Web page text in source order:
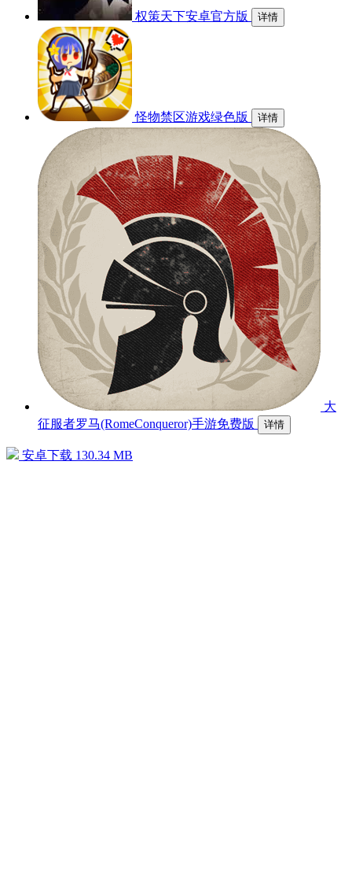
权策天下安卓官方版 详情
怪物禁区游戏绿色版 详情
大
征服者罗马(RomeConqueror)手游免费版
详情
安卓下载 130.34 MB